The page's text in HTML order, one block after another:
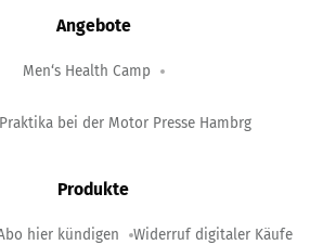
Angebote
Men‘s Health Camp
bei der Motor Presse Hambrg
Produkte
hier kündigen Widerruf digitaler Käufe